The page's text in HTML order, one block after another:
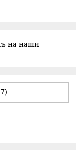
на наши